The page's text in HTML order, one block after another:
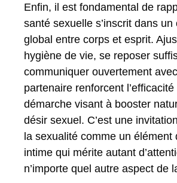
Enfin, il est fondamental de
santé sexuelle s’inscrit dans un
global entre corps et esprit.
hygiène de vie, se reposer
communiquer ouvertement
partenaire renforcent
démarche visant à booster
désir sexuel. C’est une
la sexualité comme un élément
intime qui mérite autant
n’importe quel autre aspect de